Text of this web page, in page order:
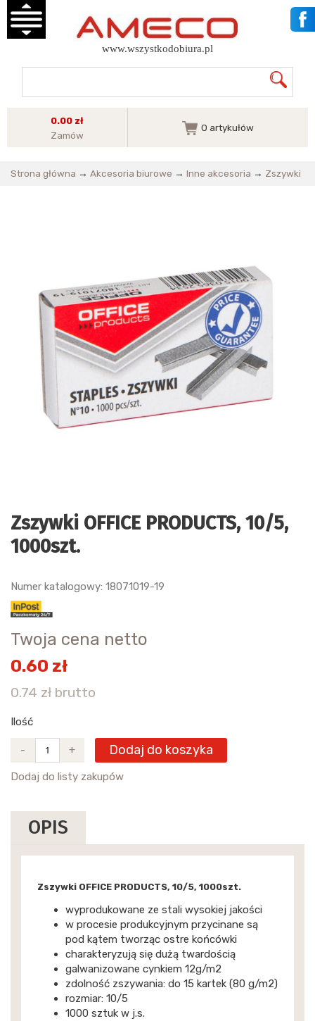
www.wszystkodobiura.pl
0.00 zł
Zamów
0 artykułów
Strona główna → Akcesoria biurowe → Inne akcesoria → Zszywki
Zszywki OFFICE PRODUCTS, 10/5,
1000szt.
Numer katalogowy: 18071019-19
Twoja cena netto
0.60 zł
0.74 zł brutto
Ilość
- + Dodaj do koszyka
Dodaj do listy zakupów
OPIS
Zszywki OFFICE PRODUCTS, 10/5, 1000szt.
wyprodukowane ze stali wysokiej jakości
w procesie produkcyjnym przycinane są
pod kątem tworząc ostre końcówki
charakteryzują się dużą twardością
galwanizowane cynkiem 12g/m2
zdolność zszywania: do 15 kartek (80 g/m2)
rozmiar: 10/5
1000 sztuk w j.s.